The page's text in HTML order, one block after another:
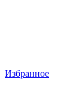
Избранное